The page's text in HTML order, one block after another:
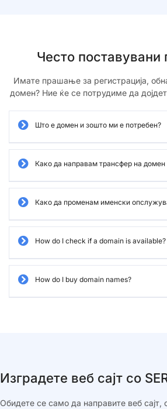
Често
Имате прашање за регистрација,
домен? Ние ќе се потрудиме да
Што е домен и зошто ми е потребен?
Како да направам трансфер на домен
Како да променам именски
How do I check if a domain is available?
How do I buy domain names?
Изградете веб сајт со
Обидете се само да направите веб сајт,